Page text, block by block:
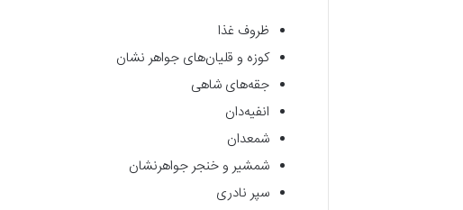
ظروف غذا
کوزه و قلیان‌های جواهر نشان
جقه‌های شاهی
انفیه‌دان
شمعدان
شمشیر و خنجر جواهرنشان
سپر نادری